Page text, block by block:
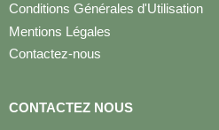
Conditions Générales d'Utilisation
Mentions Légales
Contactez-nous
CONTACTEZ NOUS